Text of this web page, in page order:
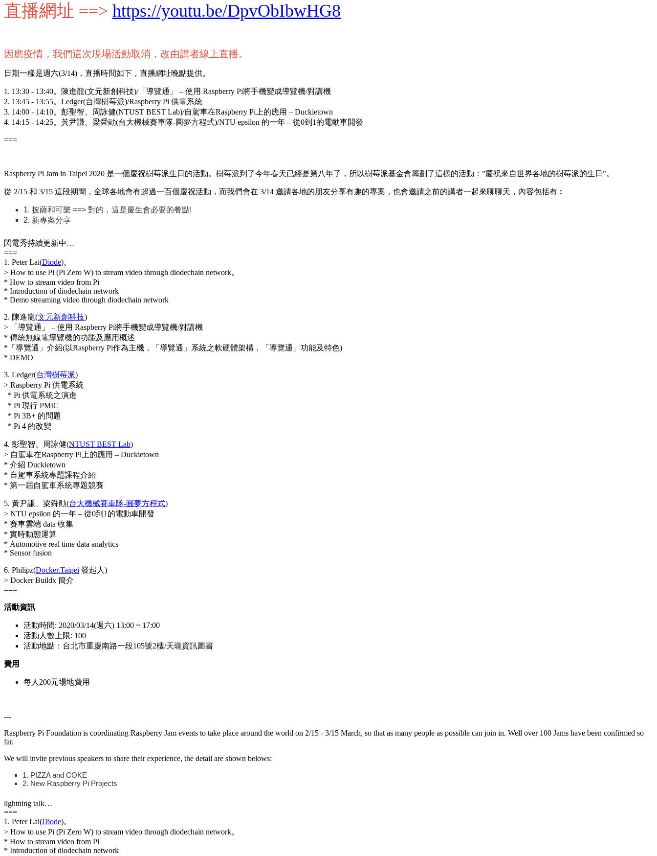
直播網址 ==> https://youtu.be/DpvObIbwHG8
因應疫情，我們這次現場活動取消，改由講者線上直播。
日期一樣是週六(3/14)，直播時間如下，直播網址晚點提供。
1. 13:30 - 13:40。陳進龍(文元新創科技)/「導覽通」 – 使用 Raspberry Pi將手機變成導覽機/對講機
2. 13:45 - 13:55。Ledger(台灣樹莓派)/Raspberry Pi 供電系統
3. 14:00 - 14:10。彭聖智、周詠健(NTUST BEST Lab)/自駕車在Raspberry Pi上的應用 – Duckietown
4. 14:15 - 14:25。黃尹謙、梁舜勛(台大機械賽車隊-圓夢方程式)/NTU epsilon 的一年 – 從0到1的電動車開發
===
Raspberry Pi Jam in Taipei 2020 是一個慶祝樹莓派生日的活動。樹莓派到了今年春天已經是第八年了，所以樹莓派基金會籌劃了這樣的活動：”慶祝來自世界各地的樹莓派的生日”。
從 2/15 和 3/15 這段期間，全球各地會有超過一百個慶祝活動，而我們會在 3/14 邀請各地的朋友分享有趣的專案，也會邀請之前的講者一起來聊聊天，內容包括有︰
1. 披薩和可樂 ==> 對的，這是慶生會必要的餐點!
2. 新專案分享
閃電秀持續更新中…
===
1. Peter Lai(Diode)。
> How to use Pi (Pi Zero W) to stream video through diodechain network。
* How to stream video from Pi
* Introduction of diodechain network
* Demo streaming video through diodechain network
2. 陳進龍(文元新創科技)
> 「導覽通」 – 使用 Raspberry Pi將手機變成導覽機/對講機
* 傳統無線電導覽機的功能及應用概述
*「導覽通」介紹(以Raspberry Pi作為主機，「導覽通」系統之軟硬體架構，「導覽通」功能及特色)
* DEMO
3. Ledger(台灣樹莓派)
> Raspberry Pi 供電系統
* Pi 供電系統之演進
* Pi 現行 PMIC
* Pi 3B+ 的問題
* Pi 4 的改變
4. 彭聖智、周詠健(NTUST BEST Lab)
> 自駕車在Raspberry Pi上的應用 – Duckietown
* 介紹 Duckietown
* 自駕車系統專題課程介紹
* 第一屆自駕車系統專題競賽
5. 黃尹謙、梁舜勛(台大機械賽車隊-圓夢方程式)
> NTU epsilon 的一年 – 從0到1的電動車開發
* 賽車雲端 data 收集
* 實時動態運算
* Automotive real time data analytics
* Sensor fusion
6. Philipz(Docker.Taipei 發起人)
> Docker Buildx 簡介
===
活動資訊
活動時間: 2020/03/14(週六) 13:00 ~ 17:00
活動人數上限: 100
活動地點：台北市重慶南路一段105號2樓/天瓏資訊圖書
費用
每人200元場地費用
---
Raspberry Pi Foundation is coordinating Raspberry Jam events to take place around the world on 2/15 - 3/15 March, so that as many people as possible can join in. Well over 100 Jams have been confirmed so
far.
We will invite previous speakers to share their experience, the detail are shown belows:
1. PIZZA and COKE
2. New Raspberry Pi Projects
lightning talk…
===
1. Peter Lai(Diode)。
> How to use Pi (Pi Zero W) to stream video through diodechain network。
* How to stream video from Pi
* Introduction of diodechain network